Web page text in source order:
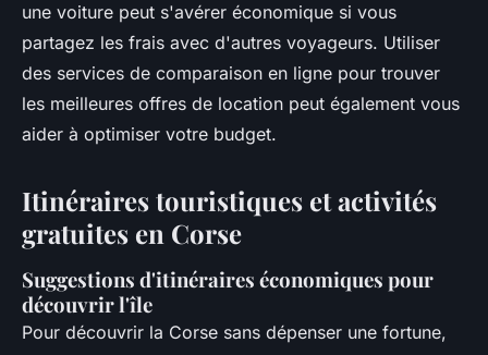
une voiture peut s'avérer économique si vous
partagez les frais avec d'autres voyageurs. Utiliser
des services de comparaison en ligne pour trouver
les meilleures offres de location peut également vous
aider à optimiser votre budget.
Itinéraires touristiques et activités
gratuites en Corse
Suggestions d'itinéraires économiques pour
découvrir l'île
Pour découvrir la Corse sans dépenser une fortune,